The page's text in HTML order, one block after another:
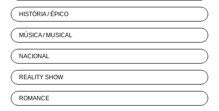
HISTÓRIA / ÉPICO
MÚSICA / MUSICAL
NACIONAL
REALITY SHOW
ROMANCE